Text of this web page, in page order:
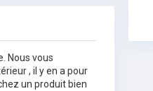
Nous vous
, il y en a pour
un produit bien